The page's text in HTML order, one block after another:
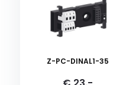
Z-PC-DINAL1-35